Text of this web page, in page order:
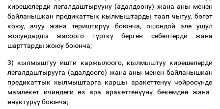
кирешелерди легалдаштырууну (адалдоону) жана аны менен
байланышкан предикаттык кылмыштарды таап чыгуу, бөгөт
коюу, ачуу жана териштирүү боюнча, ошондой эле ушул
жосундарды жасоого түрткүберген себептерди жана
шарттарды жоюу боюнча;
3) кылмыштуу ишти каржылоого, кылмыштуу кирешелерди
легалдаштырууга (адалдоого) жана аны менен байланышкан
предикаттык кылмыштарга каршы аракеттенүүчөйрөсүндө
мамлекет ичиндегиөз ара аракеттенүүнүбекемдөөжана
өнүктүрүүбоюнча;